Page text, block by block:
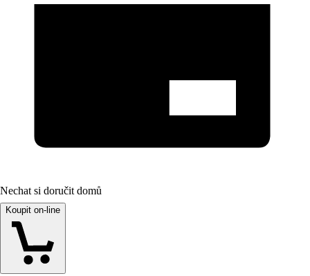
Nechat si doručit domů
Koupit on-line